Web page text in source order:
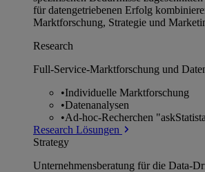
für datengetriebenen Erfolg
Marktforschung, Strategie und
Research
Full-Service-Marktforschung und
•Individuelle Marktforschung
•Datenanalysen
•Ad-hoc-Recherchen
Research Lösungen
Strategy
Unternehmens­beratung für die Data-